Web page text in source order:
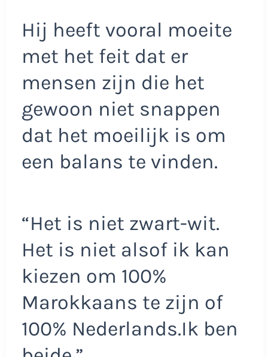
Hij heeft vooral moeite
met het feit dat er
mensen zijn die het
gewoon niet snappen
dat het moeilijk is om
een balans te vinden.
“Het is niet zwart-wit.
Het is niet alsof ik kan
kiezen om 100%
Marokkaans te zijn of
100% Nederlands.Ik ben